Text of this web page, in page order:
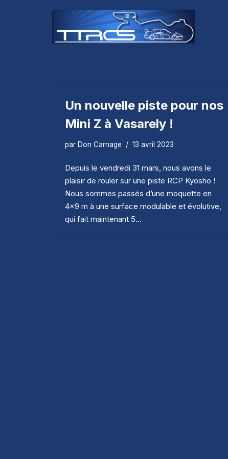
Un nouvelle piste pour nos
Mini Z à Vasarely !
par Don Carnage 13 avril 2023
Depuis le vendredi 31 mars, nous avons le
plaisir de rouler sur une piste RCP Kyosho !
Nous sommes passés d’une moquette en
4×9 m à une surface modulable et évolutive,
qui fait maintenant 5…